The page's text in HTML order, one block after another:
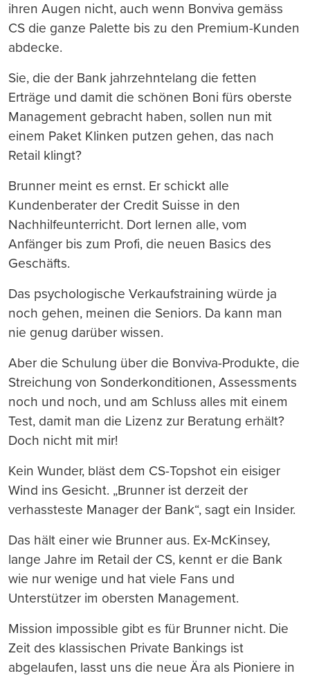
ihren Augen nicht, auch wenn Bonviva gemäss
CS die ganze Palette bis zu den Premium-Kunden
abdecke.
Sie, die der Bank jahrzehntelang die fetten
Erträge und damit die schönen Boni fürs oberste
Management gebracht haben, sollen nun mit
einem Paket Klinken putzen gehen, das nach
Retail klingt?
Brunner meint es ernst. Er schickt alle
Kundenberater der Credit Suisse in den
Nachhilfeunterricht. Dort lernen alle, vom
Anfänger bis zum Profi, die neuen Basics des
Geschäfts.
Das psychologische Verkaufstraining würde ja
noch gehen, meinen die Seniors. Da kann man
nie genug darüber wissen.
Aber die Schulung über die Bonviva-Produkte, die
Streichung von Sonderkonditionen, Assessments
noch und noch, und am Schluss alles mit einem
Test, damit man die Lizenz zur Beratung erhält?
Doch nicht mit mir!
Kein Wunder, bläst dem CS-Topshot ein eisiger
Wind ins Gesicht. „Brunner ist derzeit der
verhassteste Manager der Bank“, sagt ein Insider.
Das hält einer wie Brunner aus. Ex-McKinsey,
lange Jahre im Retail der CS, kennt er die Bank
wie nur wenige und hat viele Fans und
Unterstützer im obersten Management.
Mission impossible gibt es für Brunner nicht. Die
Zeit des klassischen Private Bankings ist
abgelaufen, lasst uns die neue Ära als Pioniere in